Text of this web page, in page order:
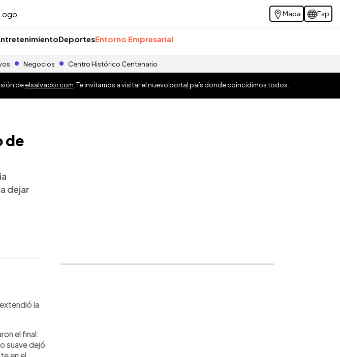
Mapa Esp
DeportesEntorno Empresarial
Negocios Centro Histórico Centenario
deelsalvador.com . Te invitamos a visitar el nuevo portal país donde coincidimos todos.
de
dejar
la
el final:
suave dejó